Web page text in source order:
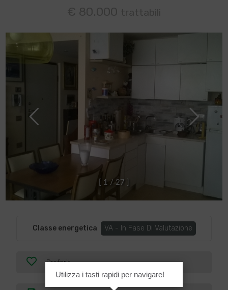
1 / 2 7
Classe energetica: VA - In Fase Di Valutazione
Preferiti
Utilizza i tasti rapidi per navigare!